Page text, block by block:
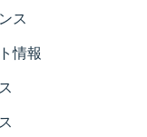
ス
情報